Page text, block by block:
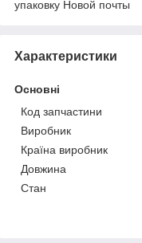
упаковку Новой почты
Характеристики
Основні
Код запчастини
Виробник
Країна виробник
Довжина
Стан